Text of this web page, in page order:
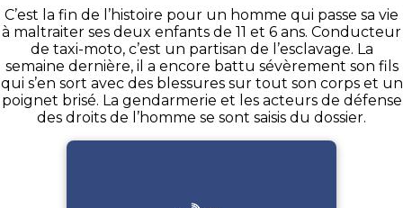
C’est la fin de l’histoire pour un homme qui passe sa vie
à maltraiter ses deux enfants de 11 et 6 ans. Conducteur
de taxi-moto, c’est un partisan de l’esclavage. La
semaine dernière, il a encore battu sévèrement son fils
qui s’en sort avec des blessures sur tout son corps et un
poignet brisé. La gendarmerie et les acteurs de défense
des droits de l’homme se sont saisis du dossier.